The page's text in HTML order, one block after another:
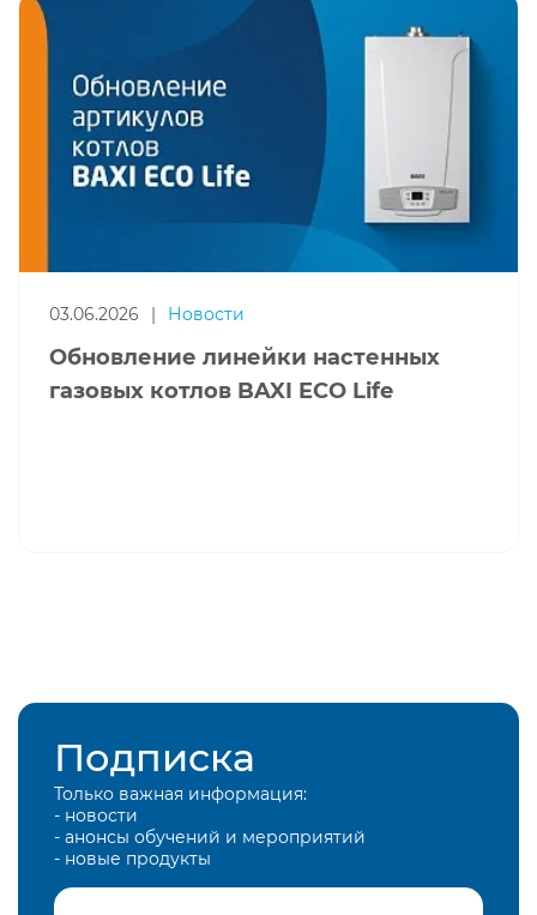
03.06.2026 | Новости
Обновление линейки настенных
газовых котлов BAXI ECO Life
Подписка
Только важная информация:
- новости
- анонсы обучений и мероприятий
- новые продукты